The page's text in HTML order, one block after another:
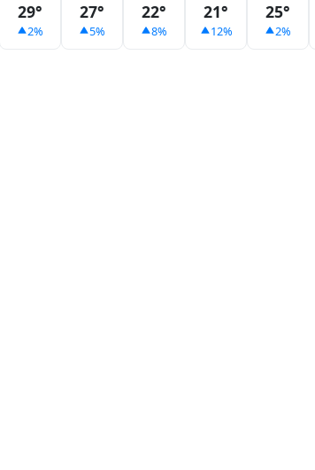
29°
2%
27°
5%
22°
8%
21°
12%
25°
2%